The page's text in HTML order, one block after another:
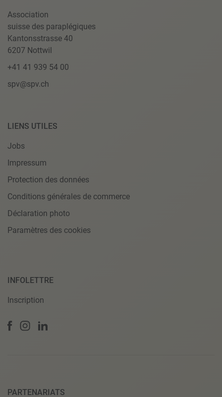
Association
suisse des paraplégiques
Kantonsstrasse 40
6207 Nottwil
+41 41 939 54 00
spv@spv.ch
LIENS UTILES
Jobs
Impressum
Protection des données
Conditions générales de commerce
Déclaration photo
Paramètres des cookies
INFOLETTRE
Inscription
PARTENARIATS